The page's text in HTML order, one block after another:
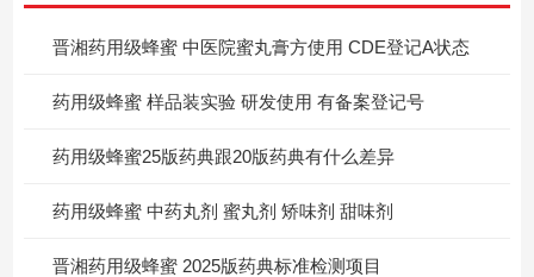
晋湘药用级蜂蜜 中医院蜜丸膏方使用 CDE登记A状态
药用级蜂蜜 样品装实验 研发使用 有备案登记号
药用级蜂蜜25版药典跟20版药典有什么差异
药用级蜂蜜 中药丸剂 蜜丸剂 矫味剂 甜味剂
晋湘药用级蜂蜜 2025版药典标准检测项目